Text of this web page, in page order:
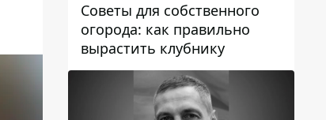
Советы для собственного
огорода: как правильно
вырастить клубнику